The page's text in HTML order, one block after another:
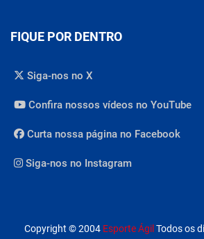
FIQUE POR DENTRO
Siga-nos no X
Confira nossos vídeos no YouTube
Curta nossa página no Facebook
Siga-nos no Instagram
Copyright © 2004 Esporte Ágil Todos os